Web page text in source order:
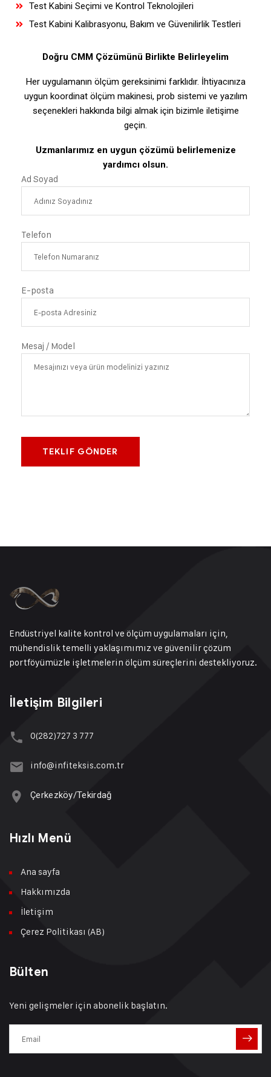
Test Kabini Seçimi ve Kontrol Teknolojileri
Test Kabini Kalibrasyonu, Bakım ve Güvenilirlik Testleri
Doğru CMM Çözümünü Birlikte Belirleyelim
Her uygulamanın ölçüm gereksinimi farklıdır. İhtiyacınıza
uygun koordinat ölçüm makinesi, prob sistemi ve yazılım
seçenekleri hakkında bilgi almak için bizimle iletişime
geçin.
Uzmanlarımız en uygun çözümü belirlemenize
yardımcı olsun.
Ad Soyad
Telefon
E-posta
Mesaj / Model
Endüstriyel kalite kontrol ve ölçüm uygulamaları için,
mühendislik temelli yaklaşımımız ve güvenilir çözüm
portföyümüzle işletmelerin ölçüm süreçlerini destekliyoruz.
İletişim Bilgileri
0(282)727 3 777
info@infiteksis.com.tr
Çerkezköy/Tekirdağ
Hızlı Menü
Ana sayfa
Hakkımızda
İletişim
Çerez Politikası (AB)
Bülten
Yeni gelişmeler için abonelik başlatın.